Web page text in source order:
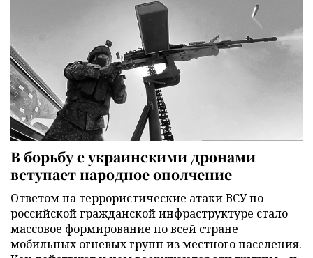
В борьбу с украинскими дронами
вступает народное ополчение
Ответом на террористические атаки ВСУ по
российской гражданской инфраструктуре стало
массовое формирование по всей стране
мобильных огневых групп из местного населения.